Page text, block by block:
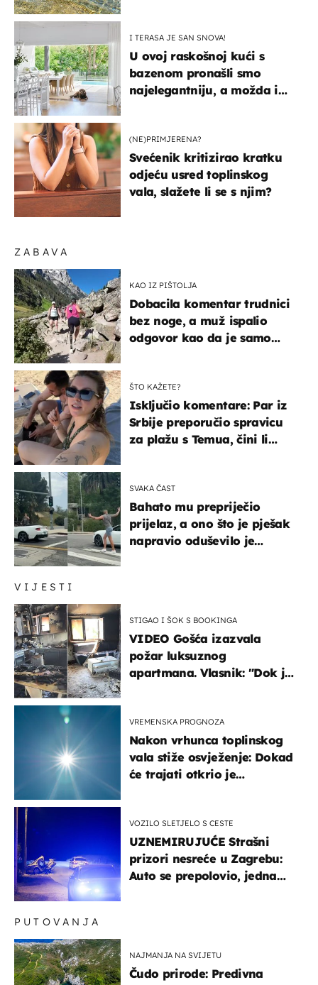
VIJESTI
STIGAO I ŠOK S BOOKINGA
VIDEO Gošća izazvala
požar luksuznog
apartmana. Vlasnik: "Dok je
VREMENSKA PROGNOZA
Nakon vrhunca toplinskog
vala stiže osvježenje: Dokad
će trajati otkrio je
VOZILO SLETJELO S CESTE
UZNEMIRUJUĆE Strašni
prizori nesreće u Zagrebu:
Auto se prepolovio, jedna
ZABAVA
KAO IZ PIŠTOLJA
Dobacila komentar trudnici
bez noge, a muž ispalio
odgovor kao da je samo
ŠTO KAŽETE?
Isključio komentare: Par iz
Srbije preporučio spravicu
za plažu s Temua, čini li
SVAKA ČAST
Bahato mu prepriječio
prijelaz, a ono što je pješak
napravio oduševilo je
PUTOVANJA
NAJMANJA NA SVIJETU
Čudo prirode: Predivna
I TERASA JE SAN SNOVA!
U ovoj raskošnoj kući s
bazenom pronašli smo
najelegantniju, a možda i
(NE)PRIMJERENA?
Svećenik kritizirao kratku
odjeću usred toplinskog
vala, slažete li se s njim?